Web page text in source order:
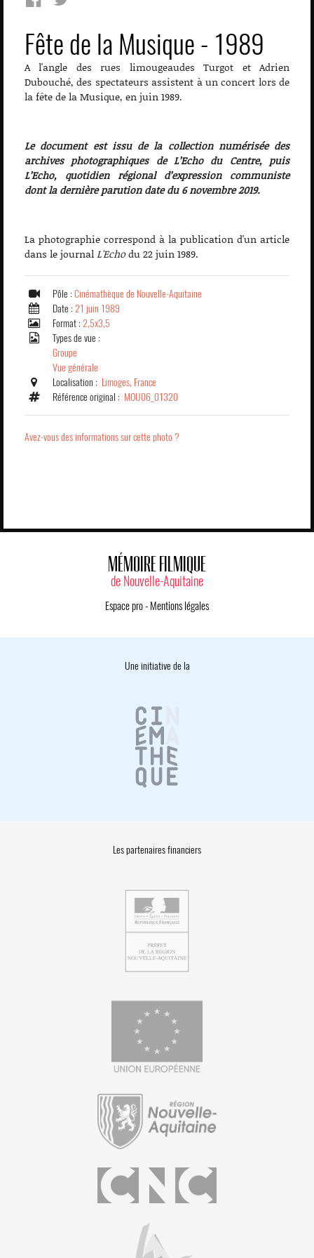
Fête de la Musique - 1989
A l'angle des rues limougeaudes Turgot et Adrien
Dubouché, des spectateurs assistent à un concert lors de
la fête de la Musique, en juin 1989.
Le document est issu de la collection numérisée des
archives photographiques de L’Echo du Centre, puis
L’Echo, quotidien régional d’expression communiste
dont la dernière parution date du 6 novembre 2019.
La photographie correspond à la publication d'un article
dans le journalL'Echodu 22 juin 1989.
Pôle : Cinémathèque de Nouvelle-Aquitaine
Date : 21 juin 1989
Format : 2,5x3,5
Types de vue :
Groupe
Vue générale
Localisation : Limoges, France
Référence original : MOU06_01320
Avez-vous des informations sur cette photo ?
MÉMOIRE FILMIQUE
de Nouvelle-Aquitaine
Espace pro- Mentions légales
Une initiative de la
Les partenaires financiers